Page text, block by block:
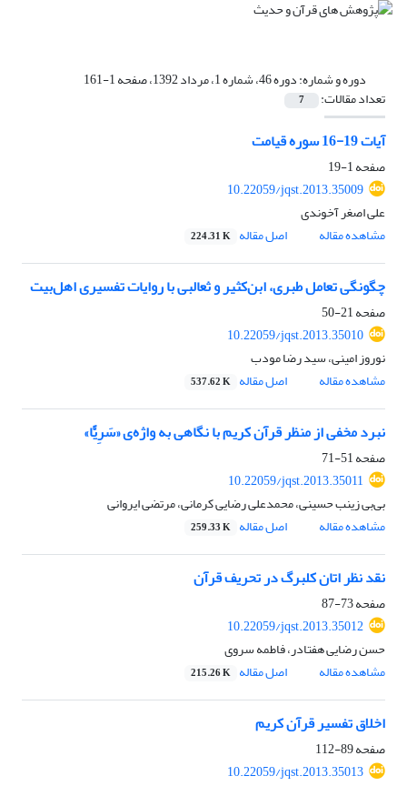
دوره و شماره:دوره 46، شماره 1، مرداد 1392، صفحه 1-161
تعداد مقالات: 7
آیات 19-16 سوره قیامت
صفحه1-19
10.22059/jqst.2013.35009
علی اصغر آخوندی
مشاهده مقاله
اصل مقاله 224.31 K
چگونگی تعامل طبری، ابن‌کثیر و ثعالبی با روایات تفسیری اهل‌بیت
صفحه21-50
10.22059/jqst.2013.35010
نوروز امینی، سید رضا مودب
مشاهده مقاله
اصل مقاله 537.62 K
نبرد مخفی از منظر قرآن کریم با نگاهی به واژه‌ی «سَرِیًّا»
صفحه51-71
10.22059/jqst.2013.35011
بی‌بی زینب حسینی، محمدعلی رضایی کرمانی، مرتضی ایروانی
مشاهده مقاله
اصل مقاله 259.33 K
نقد نظر اتان کلبرگ در تحریف قرآن
صفحه73-87
10.22059/jqst.2013.35012
حسن رضایی هفتادر، فاطمه سروی
مشاهده مقاله
اصل مقاله 215.26 K
اخلاق تفسیر قرآن کریم
صفحه89-112
10.22059/jqst.2013.35013